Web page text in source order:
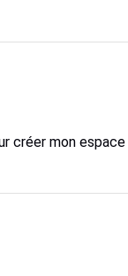
créer mon espace